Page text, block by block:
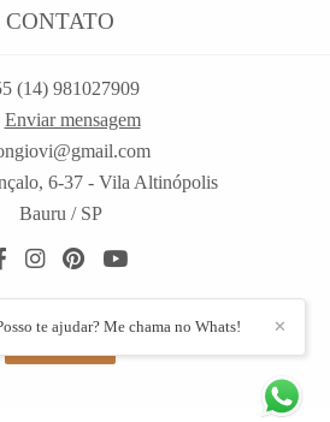
CONTATO
(14) 981027909
Enviar mensagem
6-37 - Vila Altinópolis
Bauru / SP
Contato
✕
te ajudar? Me chama no Whats!